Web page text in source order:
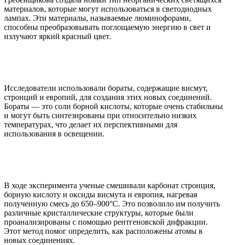
материалов, которые могут использоваться в светодиодных
лампах. Эти материалы, называемые люминофорами,
способны преобразовывать поглощаемую энергию в свет и
излучают яркий красный цвет.
Исследователи использовали бораты, содержащие висмут,
стронций и европий, для создания этих новых соединений.
Бораты — это соли борной кислоты, которые очень стабильны
и могут быть синтезированы при относительно низких
температурах, что делает их перспективными для
использования в освещении.
В ходе эксперимента ученые смешивали карбонат стронция,
борную кислоту и оксиды висмута и европия, нагревая
полученную смесь до 650–900°С. Это позволило им получить
различные кристаллические структуры, которые были
проанализированы с помощью рентгеновской дифракции.
Этот метод помог определить, как расположены атомы в
новых соединениях.